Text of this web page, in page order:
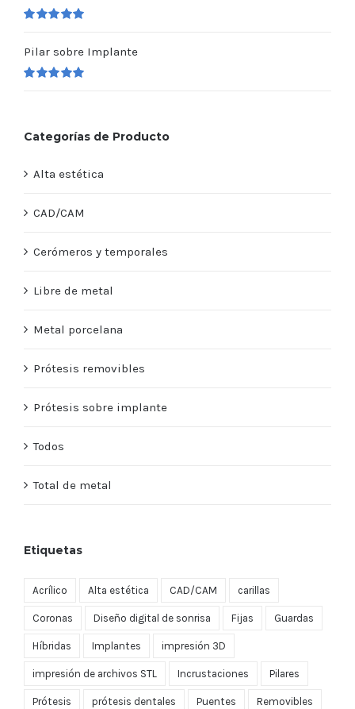
Pilar sobre Implante
Categorías de Producto
Alta estética
CAD/CAM
Cerómeros y temporales
Libre de metal
Metal porcelana
Prótesis removibles
Prótesis sobre implante
Todos
Total de metal
Etiquetas
Acrílico Alta estética CAD/CAM carillas
Coronas Diseño digital de sonrisa Fijas Guardas
Híbridas Implantes impresión 3D
impresión de archivos STL Incrustaciones Pilares
Prótesis prótesis dentales Puentes Removibles